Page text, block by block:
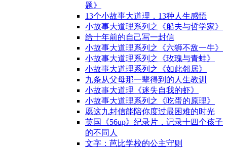
题》
13个小故事大道理，13种人生感悟
小故事大道理系列之《船夫与哲学家》
给十年前的自己写一封信
小故事大道理系列之《六狮不敌一牛》
小故事大道理系列之《玫瑰与青蛙》
小故事大道理系列之《如此邻居》
九条从父母那一辈得到的人生教训
小故事大道理《迷失自我的虾》
小故事大道理系列之《吃蛋的原理》
愿这九封信能陪你度过最困难的时光
英国《56up》纪录片，记录十四个孩子
的不同人
文字：芭比学校的公主守则